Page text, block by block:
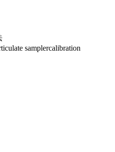
samplercalibration